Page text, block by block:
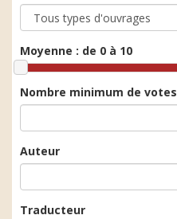
Moyenne : de 0 à 10
Nombre minimum de votes
Auteur
Traducteur